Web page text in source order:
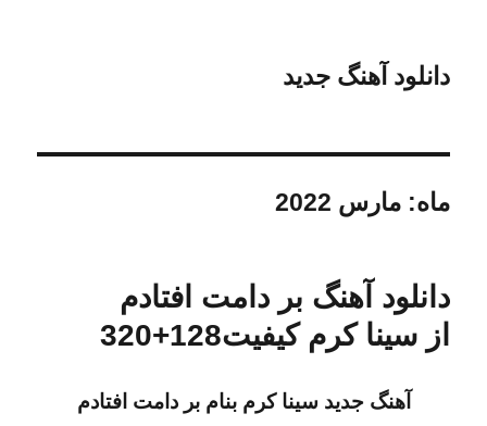
دانلود آهنگ جدید
ماه:مارس 2022
دانلود آهنگ بر دامت افتادم
از سینا کرم کیفیت128+320
آهنگ جدید سینا کرمبنام بر دامت افتادم